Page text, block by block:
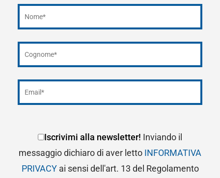
Iscrivimi alla newsletter! Inviando il
messaggio dichiaro di aver letto INFORMATIVA
PRIVACYai sensi dell'art. 13 del Regolamento